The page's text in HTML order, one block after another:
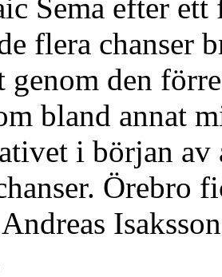
Sema efter
flera chanser
den
bland annat
i början av
Örebro